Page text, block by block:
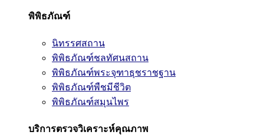
พิพิธภัณฑ์
นิทรรศสถาน
พิพิธภัณฑ์ชลทัศนสถาน
พิพิธภัณฑ์พระจุฑาธุชราชฐาน
พิพิธภัณฑ์พืชมีชีวิต
พิพิธภัณฑ์สมุนไพร
บริการตรวจวิเคราะห์คุณภาพ